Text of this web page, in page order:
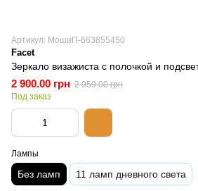
Артикул: МошиП-663855450
Facet
Зеркало визажиста с полочкой и
2 900.00 грн 2 959.00 грн
Под заказ
Лампы
Без ламп 11 ламп дневного света